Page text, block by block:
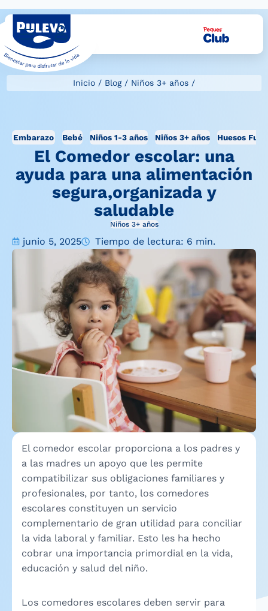
Inicio / Blog/ Niños 3+ años /
Embarazo Bebé Niños 1-3 años Niños 3+ años Huesos
El Comedor escolar: una
ayuda para una alimentación
segura,organizada y
saludable
Niños 3+ años
junio 5, 2025 Tiempo de lectura: 6 min.
El comedor escolar proporciona a los padres y
a las madres un apoyo que les permite
compatibilizar sus obligaciones familiares y
profesionales, por tanto, los comedores
escolares constituyen un servicio
complementario de gran utilidad para conciliar
la vida laboral y familiar. Esto les ha hecho
cobrar una importancia primordial en la vida,
educación y salud del niño.
Los comedores escolares deben servir para